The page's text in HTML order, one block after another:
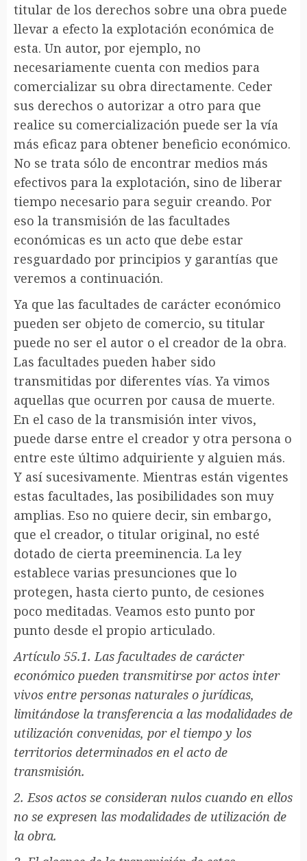
titular de los derechos sobre una obra puede
llevar a efecto la explotación económica de
esta. Un autor, por ejemplo, no
necesariamente cuenta con medios para
comercializar su obra directamente. Ceder
sus derechos o autorizar a otro para que
realice su comercialización puede ser la vía
más eficaz para obtener beneficio económico.
No se trata sólo de encontrar medios más
efectivos para la explotación, sino de liberar
tiempo necesario para seguir creando. Por
eso la transmisión de las facultades
económicas es un acto que debe estar
resguardado por principios y garantías que
veremos a continuación.
Ya que las facultades de carácter económico
pueden ser objeto de comercio, su titular
puede no ser el autor o el creador de la obra.
Las facultades pueden haber sido
transmitidas por diferentes vías. Ya vimos
aquellas que ocurren por causa de muerte.
En el caso de la transmisión inter vivos,
puede darse entre el creador y otra persona o
entre este último adquiriente y alguien más.
Y así sucesivamente. Mientras están vigentes
estas facultades, las posibilidades son muy
amplias. Eso no quiere decir, sin embargo,
que el creador, o titular original, no esté
dotado de cierta preeminencia. La ley
establece varias presunciones que lo
protegen, hasta cierto punto, de cesiones
poco meditadas. Veamos esto punto por
punto desde el propio articulado.
Artículo 55.1. Las facultades de carácter
económico pueden transmitirse por actos inter
vivos entre personas naturales o jurídicas,
limitándose la transferencia a las modalidades de
utilización convenidas, por el tiempo y los
territorios determinados en el acto de
transmisión.
2. Esos actos se consideran nulos cuando en ellos
no se expresen las modalidades de utilización de
la obra.